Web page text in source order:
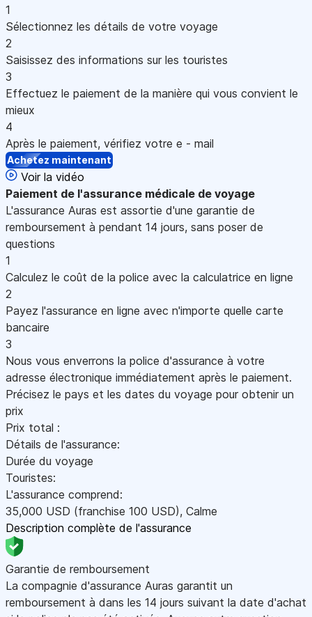
1
Sélectionnez les détails de votre voyage
2
Saisissez des informations sur les touristes
3
Effectuez le paiement de la manière qui vous convient le
mieux
4
Après le paiement, vérifiez votre e - mail
Achetez maintenant
Voir la vidéo
Paiement de l'assurance médicale de voyage
L'assurance Auras est assortie d'une garantie de
remboursement à pendant 14 jours, sans poser de
questions
1
Calculez le coût de la police avec la calculatrice en ligne
2
Payez l'assurance en ligne avec n'importe quelle carte
bancaire
3
Nous vous enverrons la police d'assurance à votre
adresse électronique immédiatement après le paiement.
Précisez le pays et les dates du voyage pour obtenir un
prix
Prix total :
Détails de l'assurance:
Durée du voyage
Touristes:
L'assurance comprend:
35,000 USD (franchise 100 USD), Calme
Description complète de l'assurance
Garantie de remboursement
La compagnie d'assurance Auras garantit un
remboursement à dans les 14 jours suivant la date d'achat